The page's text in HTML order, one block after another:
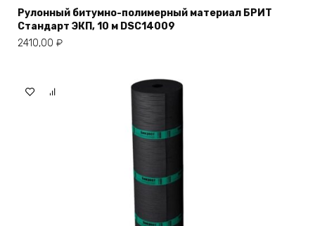
Рулонный битумно-полимерный материал БРИТ
Стандарт ЭКП, 10 м DSC14009
2410,00 ₽